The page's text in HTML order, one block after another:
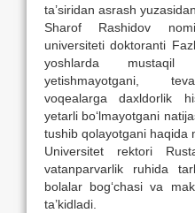
ta’siridan asrash
Sharof Rashidov
universiteti doktoranti
yoshlarda mustaqil
yetishmayotgani,
voqealarga daxldorlik
yetarli bo‘lmayotgani
tushib qolayotgani haqida
Universitet rektori
vatanparvarlik ruhida
bolalar bog‘chasi va
ta’kidladi.